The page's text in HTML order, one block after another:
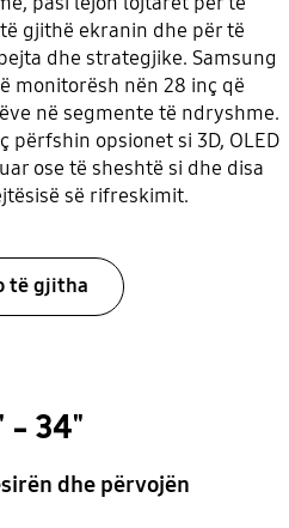
gjithë ekranin dhe për të
dhe strategjike. Samsung
monitorësh nën 28 inç që
në segmente të ndryshme.
përfshin opsionet si 3D, OLED
ose të sheshtë si dhe disa
së rifreskimit.
të gjitha
- 34"
dhe përvojën